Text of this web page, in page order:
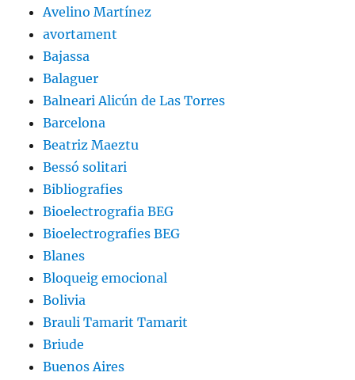
Avelino Martínez
avortament
Bajassa
Balaguer
Balneari Alicún de Las Torres
Barcelona
Beatriz Maeztu
Bessó solitari
Bibliografies
Bioelectrografia BEG
Bioelectrografies BEG
Blanes
Bloqueig emocional
Bolivia
Brauli Tamarit Tamarit
Briude
Buenos Aires